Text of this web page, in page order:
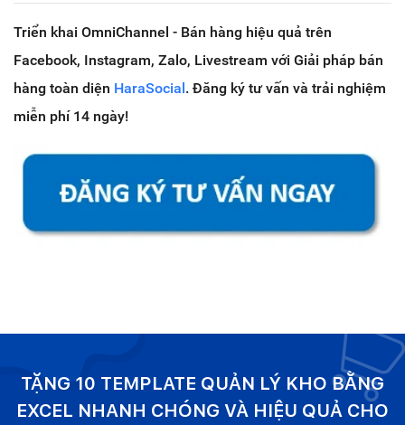
Triển khai OmniChannel - Bán hàng hiệu quả trên
Facebook, Instagram, Zalo, Livestream với Giải pháp bán
hàng toàn diện HaraSocial. Đăng ký tư vấn và trải nghiệm
miễn phí 14 ngày!
TẶNG 10 TEMPLATE QUẢN LÝ KHO BẰNG
EXCEL NHANH CHÓNG VÀ HIỆU QUẢ CHO